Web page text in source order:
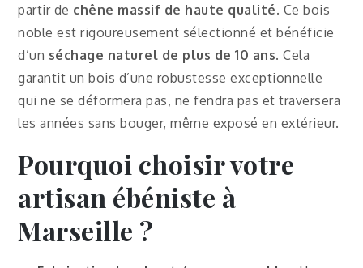
partir de chêne massif de haute qualité. Ce bois
noble est rigoureusement sélectionné et bénéficie
d’un séchage naturel de plus de 10 ans. Cela
garantit un bois d’une robustesse exceptionnelle
qui ne se déformera pas, ne fendra pas et traversera
les années sans bouger, même exposé en extérieur.
Pourquoi choisir votre
artisan ébéniste à
Marseille ?